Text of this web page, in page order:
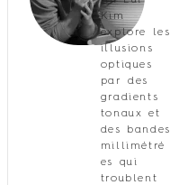
Kim
explore les
illusions
optiques
par des
gradients
tonaux et
des bandes
millimétré
es qui
troublent